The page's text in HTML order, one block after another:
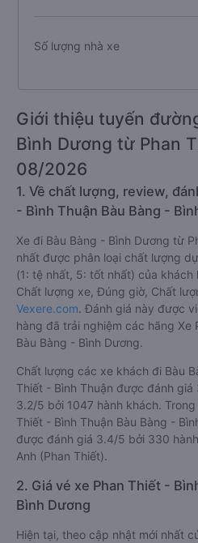
Số lượng nhà xe
Giới thiệu tuyến
Bình Dương từ Phan
08/2026
1. Về chất lượng, review,
- Bình Thuận Bàu Bàng -
Xe đi Bàu Bàng - Bình Dương từ
nhất được phân loại chất lượng
(1: tệ nhất, 5: tốt nhất) của
Chất lượng xe, Đúng giờ, Chất
Vexere.com. Đánh giá này được
hàng đã trải nghiệm các hãng Xe
Bàu Bàng - Bình Dương.
Chất lượng các xe khách đi Bàu
Thiết - Bình Thuận được đánh
3.2/5 bởi 1047 hành khách.
Thiết - Bình Thuận Bàu Bàng -
được đánh giá 3.4/5 bởi 330
Anh (Phan Thiết).
2. Giá vé xe Phan Thiết -
Bình Dương
Hiện tại, theo cập nhật mới nhất